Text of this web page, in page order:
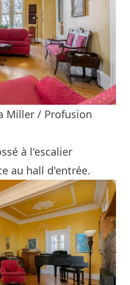
Miller / Profusion
à l'escalier
au hall d'entrée.